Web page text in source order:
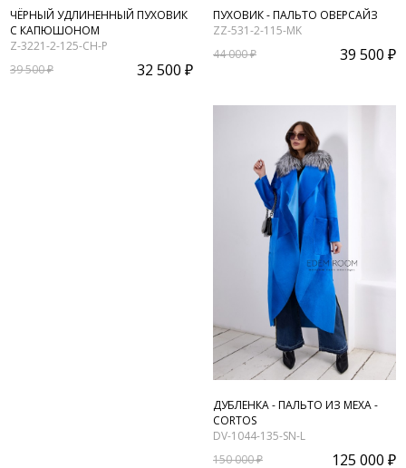
ЧЁРНЫЙ УДЛИНЕННЫЙ ПУХОВИК
С КАПЮШОНОМ
Z-3221-2-125-CH-P
39 500 ₽
32 500 ₽
ПУХОВИК - ПАЛЬТО ОВЕРСАЙЗ
ZZ-531-2-115-MK
44 000 ₽
39 500 ₽
ДУБЛЕНКА - ПАЛЬТО ИЗ МЕХА -
CORTOS
DV-1044-135-SN-L
150 000 ₽
125 000 ₽